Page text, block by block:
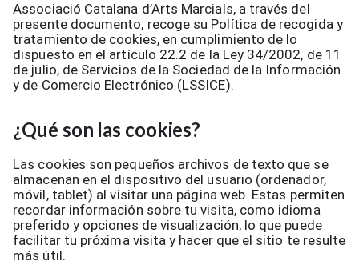
Associació Catalana d’Arts Marcials, a través del
presente documento, recoge su Política de recogida y
tratamiento de cookies, en cumplimiento de lo
dispuesto en el artículo 22.2 de la Ley 34/2002, de 11
de julio, de Servicios de la Sociedad de la Información
y de Comercio Electrónico (LSSICE).
¿Qué son las cookies?
Las cookies son pequeños archivos de texto que se
almacenan en el dispositivo del usuario (ordenador,
móvil, tablet) al visitar una página web. Estas permiten
recordar información sobre tu visita, como idioma
preferido y opciones de visualización, lo que puede
facilitar tu próxima visita y hacer que el sitio te resulte
más útil.